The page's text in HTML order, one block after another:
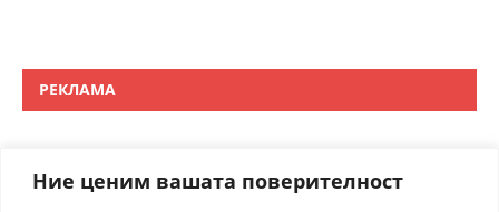
Ние ценим вашата поверителност
РЕКЛАМА